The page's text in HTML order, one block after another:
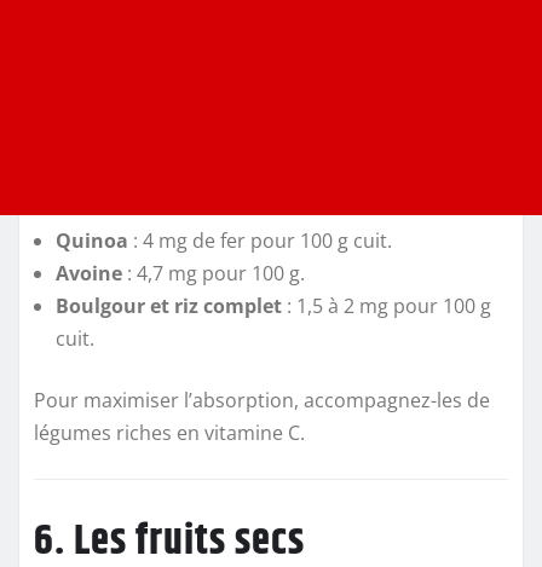
Quinoa : 4 mg de fer pour 100 g cuit.
Avoine : 4,7 mg pour 100 g.
Boulgour et riz complet : 1,5 à 2 mg pour 100 g
cuit.
Pour maximiser l’absorption, accompagnez-les de
légumes riches en vitamine C.
6. Les fruits secs